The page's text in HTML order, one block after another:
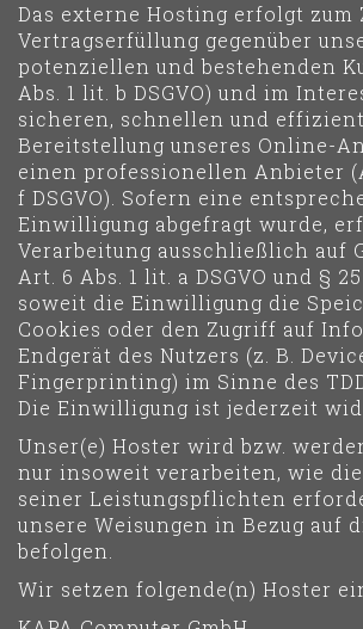
Das externe Hosting erfolgt zum
Vertragserfüllung gegenüber
potenziellen und bestehenden
Abs. 1 lit. b DSGVO) und im
sicheren, schnellen und
Bereitstellung unseres Online-
einen professionellen Anbieter
f DSGVO). Sofern eine
Einwilligung abgefragt wurde,
Verarbeitung ausschließlich auf
Art. 6 Abs. 1 lit. a DSGVO und § 25
soweit die Einwilligung die
Cookies oder den Zugriff auf
Endgerät des Nutzers (z. B.
Fingerprinting) im Sinne des
Die Einwilligung ist jederzeit
Unser(e) Hoster wird bzw.
nur insoweit verarbeiten, wie
seiner Leistungspflichten
unsere Weisungen in Bezug auf
befolgen.
Wir setzen folgende(n) Hoster